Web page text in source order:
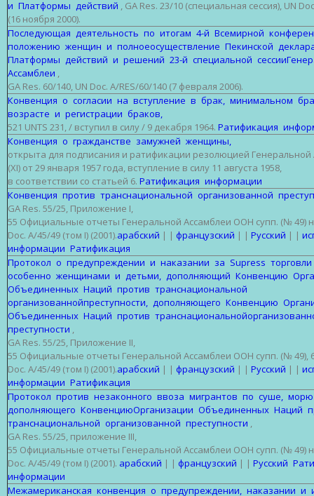
и Платформы действий , GA Res. 23/10 (специальная сессия), UN
(16 ноября 2000).
Последующая деятельность по итогам 4-й Всемирной
положению женщин и полноеосуществление Пекинской
Платформы действий и решений 23-й специальной
Ассамблеи ,
GA Res. 60/140, UN Doc. A/RES/60/140 (7 февраля 2006).
Конвенция о согласии на вступление в брак, минимальном
возрасте и регистрации браков,
521 UNTS 231, / вступил в силу / 9 декабря 1964. Ратификация
Конвенция о гражданстве замужней женщины,
открыта для подписания и ратификации резолюцией Генеральной
(XI) от 29 января 1957 года, вступление в силу 11 августа 1958,
в соответствии со статьей 6. Ратификация информации
Конвенция против транснациональной организованной
GA Res. 55/25, Приложение I,
55 Официальные отчеты Генеральной Ассамблеи ООН супп. (№ 49)
Doc. A/45/49 (том I) (2001).арабский | | французский | | Русский | |
информации Ратификация
Протокол о предупреждении и наказании за Supress
особенно женщинами и детьми, дополняющий Конвенцию
Объединенных Наций против транснациональной
организованнойпреступности, дополняющего Конвенцию
Объединенных Наций против
преступности ,
GA Res. 55/25, Приложение II,
55 Официальные отчеты Генеральной Ассамблеи ООН супп. (№ 49),
Doc. A/45/49 (том I) (2001).арабский | | французский | | Русский | |
информации Ратификация
Протокол против незаконного ввоза мигрантов по суше,
дополняющего КонвенциюОрганизации Объединенных Наций
транснациональной организованной преступности ,
GA Res. 55/25, приложение III,
55 Официальные отчеты Генеральной Ассамблеи ООН супп. (№ 49)
Doc. A/45/49 (том I) (2001). арабский | | французский | | Русский
информации
Межамериканская конвенция о предупреждении, наказании и